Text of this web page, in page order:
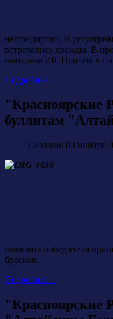
нестандартно. В
встречались дважды. В
выиграла 2:0. Причем в
Подробнее...
"Красноярские
буллитам
Создано: 03 ноября
выявлять победителя
бросков.
Подробнее...
"Красноярские